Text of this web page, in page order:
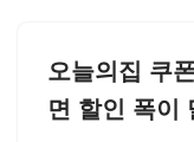
오늘의집 쿠
면 할인 폭이